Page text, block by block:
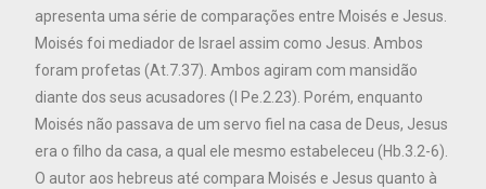
apresenta uma série de comparações entre Moisés e Jesus.
Moisés foi mediador de Israel assim como Jesus. Ambos
foram profetas (At.7.37). Ambos agiram com mansidão
diante dos seus acusadores (I Pe.2.23). Porém, enquanto
Moisés não passava de um servo fiel na casa de Deus, Jesus
era o filho da casa, a qual ele mesmo estabeleceu (Hb.3.2-6).
O autor aos hebreus até compara Moisés e Jesus quanto à